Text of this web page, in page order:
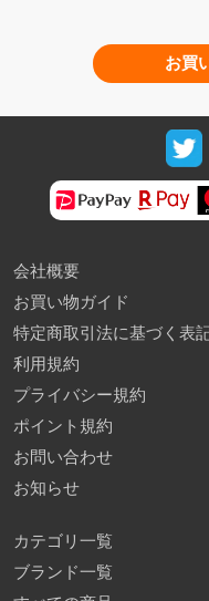
お買
会社概要
お買い物ガイド
特定商取引法に基づく表
利用規約
プライバシー規約
ポイント規約
お問い合わせ
お知らせ
カテゴリ一覧
ブランド一覧